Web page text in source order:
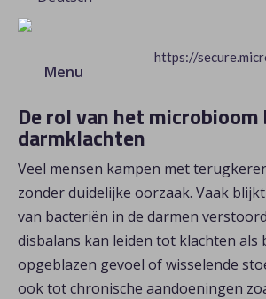
https://
Menu
De rol van het microbioom
darmklachten
Veel mensen kampen met
zonder duidelijke oorzaak. Vaak
van bacteriën in de darmen verstoord
disbalans kan leiden tot klachten als
opgeblazen gevoel of wisselende
ook tot chronische aandoeningen